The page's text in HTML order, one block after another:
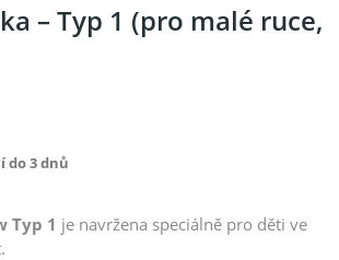
– Typ 1 (pro malé ruce,
do 3 dnů
Typ 1 je navržena speciálně pro děti ve